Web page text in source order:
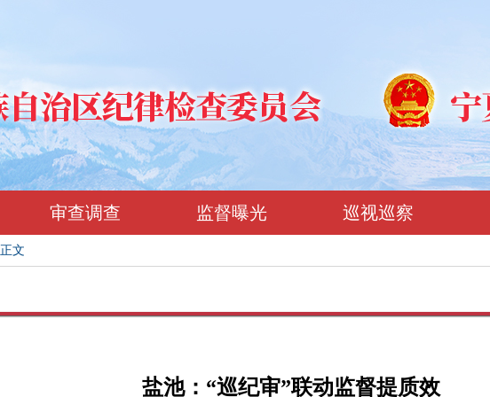
审查调查 监督曝光 巡视巡察
正文
盐池：“巡纪审”联动监督提质效